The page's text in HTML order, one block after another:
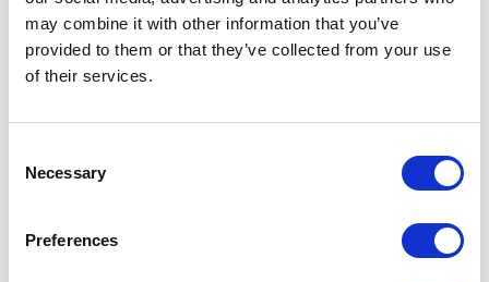
may combine it with other information that you’ve
provided to them or that they’ve collected from your use
of their services.
Selection
Necessary
Preferences
Compétences techniques
Maîtrise des outils CRM et marketing digital.
Analyse des performances commerciales et reporting.
Gestion de projets marketing et campagnes